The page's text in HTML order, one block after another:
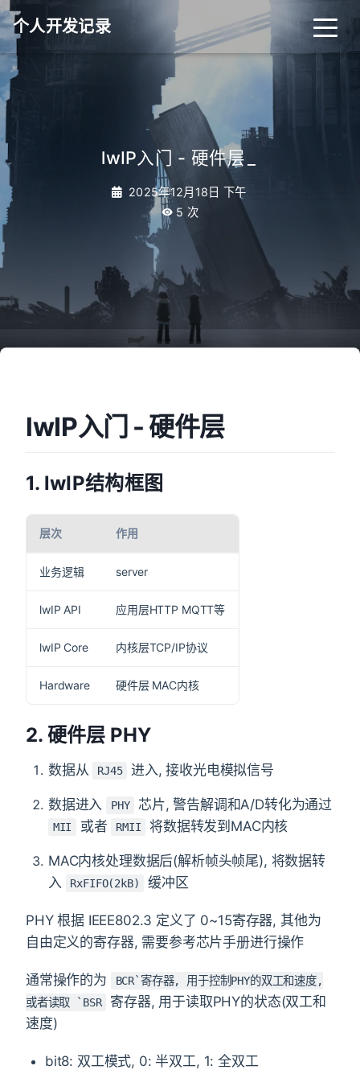
个人开发记录
lwIP入门 - 硬件层
2025年12月18日 下午
5 次
lwIP入门 - 硬件层
1. lwIP结构框图
层次 作用
业务逻辑 server
lwIP API 应用层HTTP MQTT等
lwIP Core 内核层TCP/IP协议
Hardware 硬件层 MAC内核
2. 硬件层 PHY
数据从 RJ45 进入, 接收光电模拟信号
数据进入 PHY 芯片, 警告解调和A/D转化为通过
MII 或者 RMII 将数据转发到MAC内核
MAC内核处理数据后(解析帧头帧尾), 将数据转
入
RxFIFO(2kB) 缓冲区
PHY 根据 IEEE802.3 定义了 0~15寄存器, 其他为
自由定义的寄存器, 需要参考芯片手册进行操作
通常操作的为
BCR`寄存器, 用于控制PHY的双工和速度,
或者读取 `BSR
寄存器, 用于读取PHY的状态(双工和
速度)
bit8: 双工模式, 0: 半双工, 1: 全双工